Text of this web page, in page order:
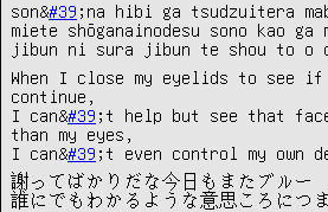
son&#39 ;na hibi ga tsudzuitera
miete shōganainodesu sono kao ga
jibun ni sura jibun te shou to o
When I close my eyelids to see if
continue,
I can&#39 ;t help but see that face
than my eyes,
I can&#39 ;t even control my own
謝ってばかりだな今日もまたブルー
誰にでもわかるような意思ころにつ